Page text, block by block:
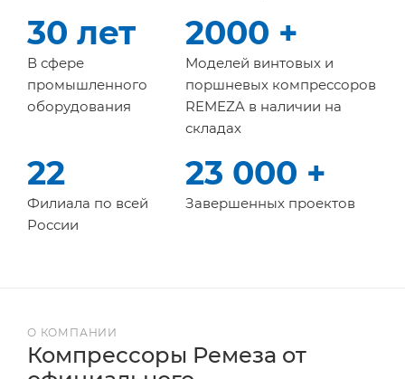
30 лет
В сфере
промышленного
оборудования
2000 +
Моделей винтовых и
поршневых компрессоров
REMEZA в наличии на
складах
22
Филиала по всей
России
23 000 +
Завершенных проектов
О КОМПАНИИ
Компрессоры Ремеза от